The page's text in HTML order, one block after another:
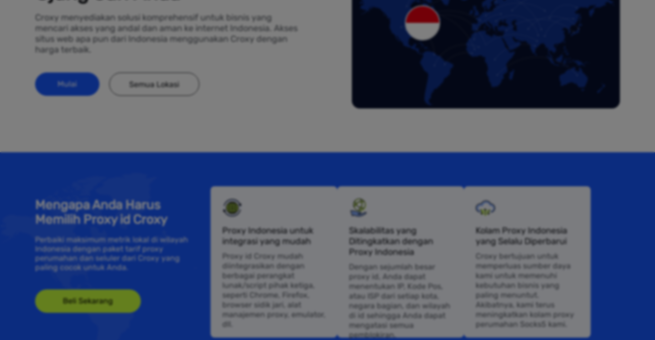
Croxy menyediakan solusi komprehensif untuk bisnis yang
mencari akses yang andal dan aman ke internet Indonesia. Akses
situs web apa pun dari Indonesia menggunakan Croxy dengan
harga terbaik.
Mulai Semua Lokasi
Mengapa Anda Harus
Memilih Proxy id Croxy
Perbaiki maksimum metrik lokal di wilayah
Indonesia dengan paket tarif proxy
perumahan dan seluler dari Croxy yang
paling cocok untuk Anda.
Beli Sekarang
Proxy Indonesia untuk
integrasi yang mudah
Proxy id Croxy mudah
diintegrasikan dengan
berbagai perangkat
lunak/script pihak ketiga,
seperti Chrome, Firefox,
browser sidik jari, alat
manajemen proxy, emulator,
dll.
Skalabilitas yang
Ditingkatkan dengan
Proxy Indonesia
Dengan sejumlah besar
proxy id, Anda dapat
menentukan IP, Kode Pos,
atau ISP dari setiap kota,
negara bagian, dan wilayah
di id sehingga Anda dapat
mengatasi semua
pemblokiran.
Kolam Proxy Indonesia
yang Selalu Diperbarui
Croxy bertujuan untuk
memperluas sumber daya
kami untuk memenuhi
kebutuhan bisnis yang
paling menuntut.
Akibatnya, kami terus
meningkatkan kolam proxy
perumahan Socks5 kami.